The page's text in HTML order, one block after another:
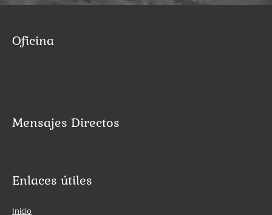
Oficina
Mensajes Directos
Enlaces útiles
Inicio